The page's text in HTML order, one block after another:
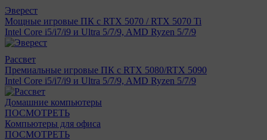
Эверест
Мощные игровые ПК с RTX 5070 / RTX 5070 Ti
Intel Core i5/i7/i9 и Ultra 5/7/9, AMD Ryzen 5/7/9
Рассвет
Премиальные игровые ПК с RTX 5080/RTX 5090
Intel Core i5/i7/i9 и Ultra 5/7/9, AMD Ryzen 5/7/9
Домашние компьютеры
ПОСМОТРЕТЬ
Компьютеры для офиса
ПОСМОТРЕТЬ